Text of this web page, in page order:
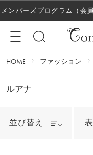
メンバーズプログラム（会
HOME ファッション
ルアナ
並び替え